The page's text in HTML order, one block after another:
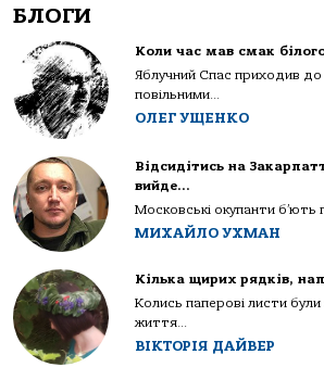
БЛОГИ
Коли час мав смак
Яблучний Спас приходив до
повільними...
ОЛЕГ УЩЕНКО
Відсидітись на
вийде…
Московські окупанти б’ють
МИХАЙЛО УХМАН
Кілька щирих рядків,
Колись паперові листи
життя...
ВІКТОРІЯ ДАЙВЕР